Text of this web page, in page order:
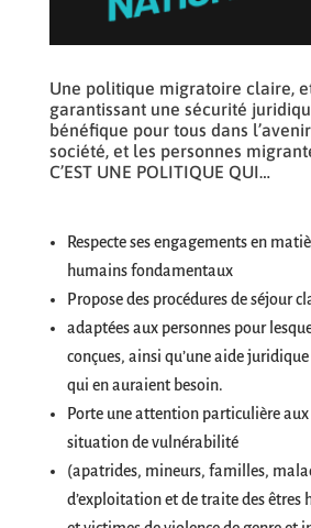
Une politique migratoire claire,
garantissant une sécurité
bénéfique pour tous dans
société, et les personnes
C’EST UNE POLITIQUE QUI…
Respecte ses engagements en
humains fondamentaux
Propose des procédures de séjour
adaptées aux personnes pour
conçues, ainsi qu’une aide
qui en auraient besoin.
Porte une attention particulière aux
situation de vulnérabilité
(apatrides, mineurs, familles,
d’exploitation et de traite des êtres